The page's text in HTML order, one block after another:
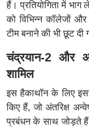
हैं। प्रतियोगिता में
को विभिन्न कॉलेजों और
टीम बनाने की भी छूट दी
चंद्रयान-2 और
शामिल
इस हैकाथॉन के लिए
किए हैं, जो अंतरिक्ष
प्रबंधन के साथ जोड़ते